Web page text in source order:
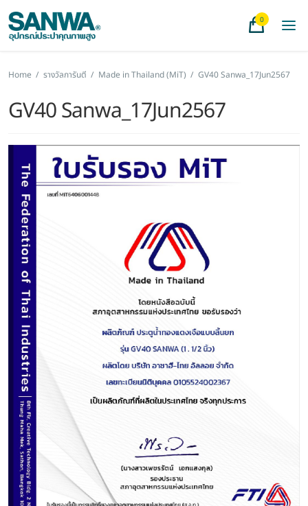
0
Home / รางวัลการันตี / Made in Thailand (MiT) / GV40 Sanwa_17Jun2567
GV40 Sanwa_17Jun2567